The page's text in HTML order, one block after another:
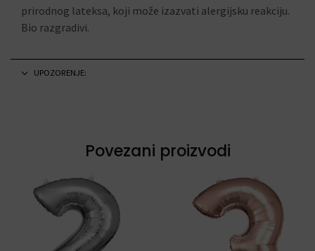
prirodnog lateksa, koji može izazvati alergijsku reakciju.
Bio razgradivi.
UPOZORENJE:
Povezani proizvodi